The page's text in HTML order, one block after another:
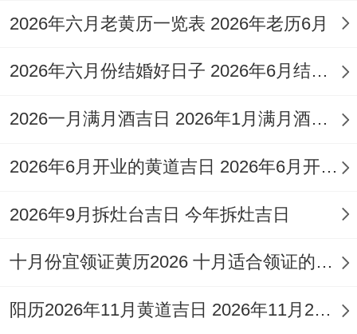
十
卯
道）
渔、畋猎
入宅、
月
4
月
十
壬
午
福、求
嗣、斋
开光、
掘井
月
日
正
月
八
甲
金匮
祭祀、出
行、嫁
笄、安床
开市、
2026年六月老黄历一览表 2026年老历6月
2026年六月份结婚好日子 2026年6月结婚好吗
2026一月满月酒吉日 2026年1月满月酒吉日
2026年6月开业的黄道吉日 2026年6月开业黄道吉日查询
2026年9月拆灶台吉日 今年拆灶吉日
十月份宜领证黄历2026 十月适合领证的好日子2026年
阳历2026年11月黄道吉日 2026年11月26日阳历黄道吉日